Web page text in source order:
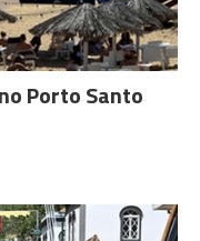
Porto Santo